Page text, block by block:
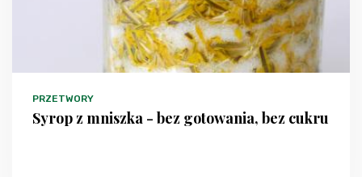
PRZETWORY
Syrop z mniszka - bez gotowania, bez cukru